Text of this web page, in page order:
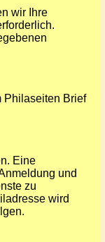
wir Ihre
Philaseiten Brief
Eine
und
zu
wird